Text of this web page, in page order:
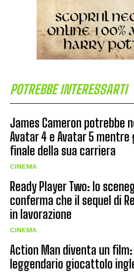
POTREBBE INTERESSARTI
James Cameron potrebbe
Avatar 4 e Avatar 5 mentre
finale della sua carriera
CINEMA
Ready Player Two: lo
conferma che il sequel di
in lavorazione
CINEMA
Action Man diventa un film:
leggendario giocattolo